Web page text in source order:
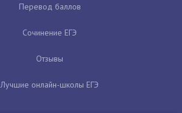
Перевод баллов
Сочинение ЕГЭ
Отзывы
Лучшие онлайн-школы ЕГЭ